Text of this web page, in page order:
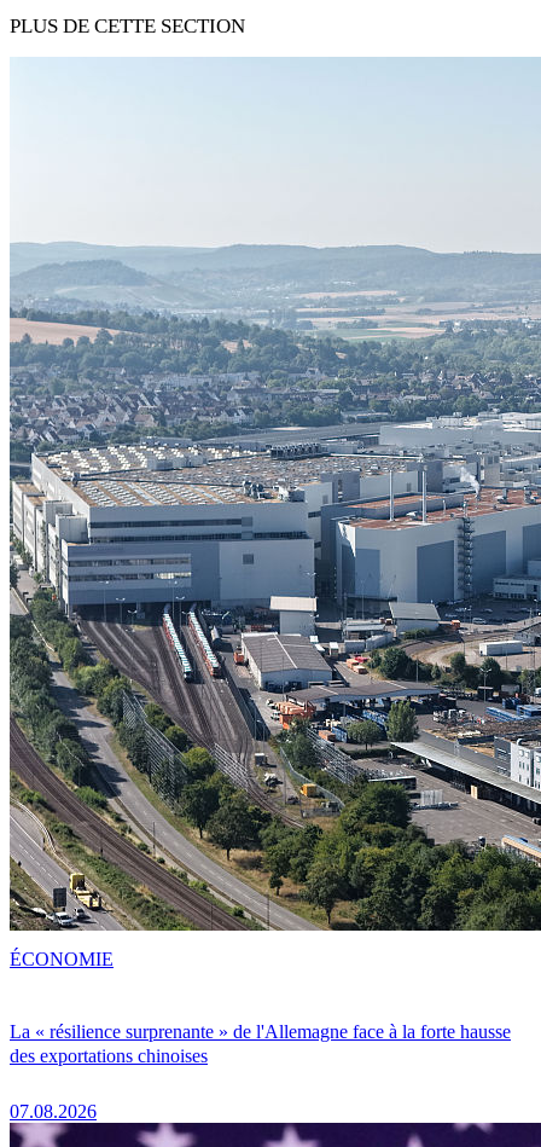
PLUS DE CETTE SECTION
La « résilience surprenante » de l'Allemagne face à la forte hausse
des exportations chinoises
07.08.2026
ÉCONOMIE